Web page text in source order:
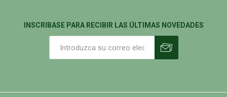
INSCRIBASE PARA RECIBIR LAS ÚLTIMAS NOVEDADES